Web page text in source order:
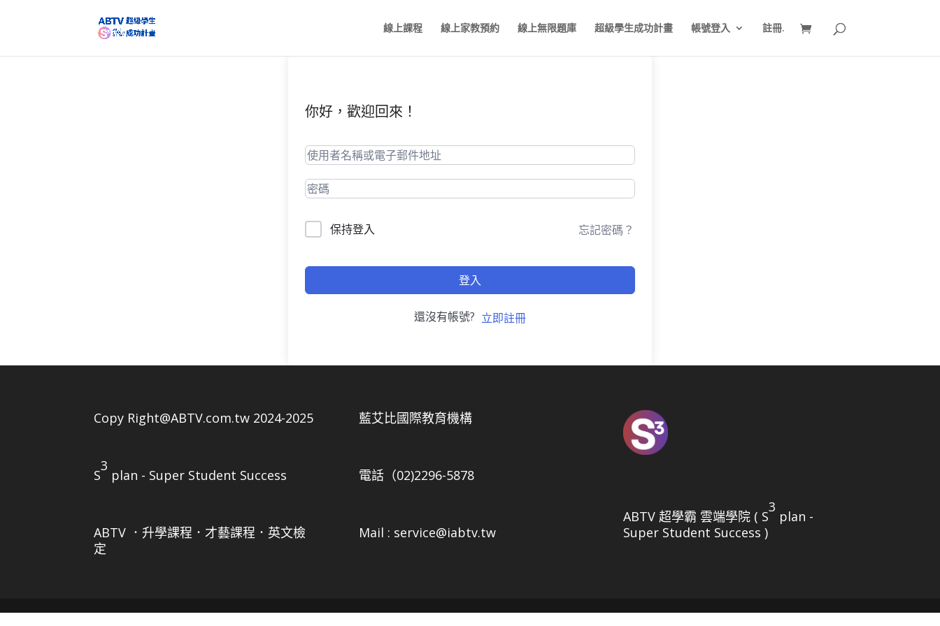
線上課程 線上家教預約 線上無限題庫 超級學生成功計畫 帳號登入 註冊.
你好，歡迎回來！
保持登入 忘記密碼？
登入
還沒有帳號? 立即註冊
Copy Right@ABTV.com.tw 2024-2025
S
3
plan - Super Student Success
ABTV ．升學課程．才藝課程．英文檢
定
藍艾比國際教育機構
電話（02)2296-5878
Mail : service@iabtv.tw
ABTV 超學霸 雲端學院 ( S
3
plan -
Super Student Success )